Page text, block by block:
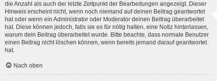
die Anzahl als auch der letzte Zeitpunkt der Bearbeitungen angezeigt. Dieser
Hinweis erscheint nicht, wenn noch niemand auf deinen Beitrag geantwortet
hat oder wenn ein Administrator oder Moderator deinen Beitrag überarbeitet
hat. Diese können jedoch, falls sie es für nötig halten, eine Notiz hinterlassen,
warum dein Beitrag überarbeitet wurde. Bitte beachte, dass normale Benutzer
einen Beitrag nicht löschen können, wenn bereits jemand darauf geantwortet
hat.
Nach oben